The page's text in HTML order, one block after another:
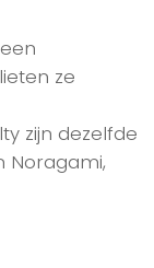
ze
zijn dezelfde
Noragami,